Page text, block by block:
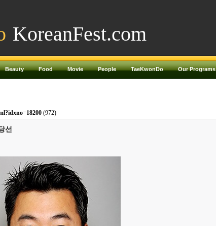
KoreanFest.com
Beauty Food Movie People TaeKwonDo Our Programs
(972)
선